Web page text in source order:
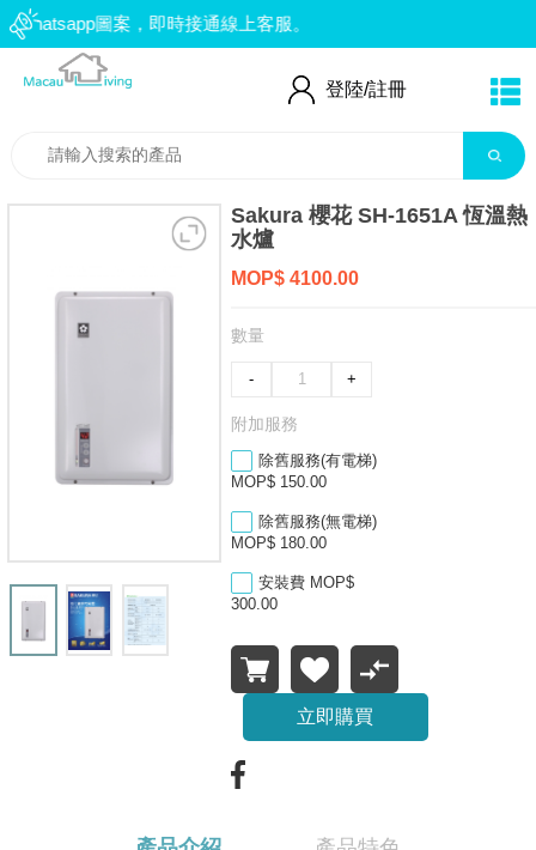
圖案，即時接通線上客服。
：66552559
登陸/註冊
Sakura 櫻花 SH-1651A 恆溫熱
水爐
MOP$ 4100.00
數量
- +
附加服務
除舊服務(有電梯)
MOP$ 150.00
除舊服務(無電梯)
MOP$ 180.00
安裝費 MOP$
300.00
立即購買